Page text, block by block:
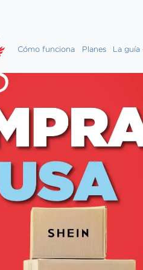
Cómo funciona Planes La guía